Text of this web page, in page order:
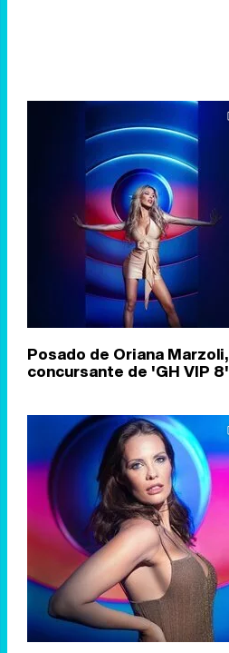
Posado de Oriana Marzoli,
concursante de 'GH VIP 8'